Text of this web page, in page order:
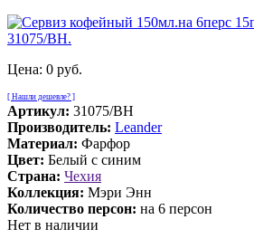
Цена: 0 руб.
[ Нашли дешевле? ]
Артикул: 31075/BH
Производитель: Leander
Материал: Фарфор
Цвет: Белый с синим
Страна: Чехия
Коллекция: Мэри Энн
Количество персон: на 6 персон
Нет в наличии